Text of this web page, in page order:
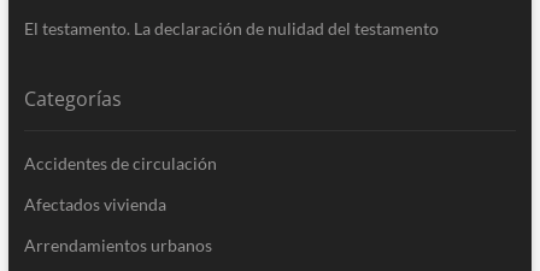
El testamento. La declaración de nulidad del testamento
Categorías
Accidentes de circulación
Afectados vivienda
Arrendamientos urbanos